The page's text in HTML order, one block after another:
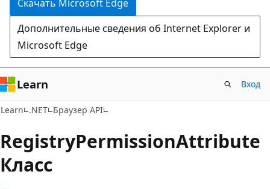
Скачать Microsoft Edge
Дополнительные сведения об Internet Explorer и
Microsoft Edge
Learn Вход
Learn .NET Браузер API
RegistryPermissionAttribute
Класс